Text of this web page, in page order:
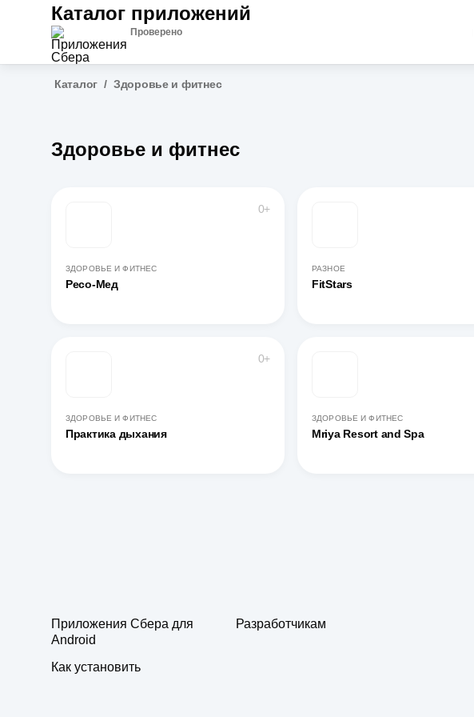
Каталог приложений
Проверено
Каталог / Здоровье и фитнес
Здоровье и фитнес
0+
ЗДОРОВЬЕ И ФИТНЕС
Ресо-Мед
РАЗНОЕ
FitStars
0+
ЗДОРОВЬЕ И ФИТНЕС
Практика дыхания
ЗДОРОВЬЕ И ФИТНЕС
Mriya Resort and Spa
Приложения Сбера для
Android
Как установить
Разработчикам